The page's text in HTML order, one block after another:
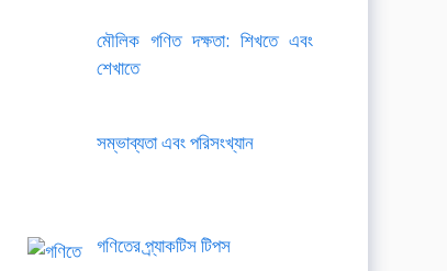
মৌলিক গণিত দক্ষতা: শিখতে এবং
শেখাতে
সম্ভাব্যতা এবং পরিসংখ্যান
গণিতের প্র্যাকটিস টিপস